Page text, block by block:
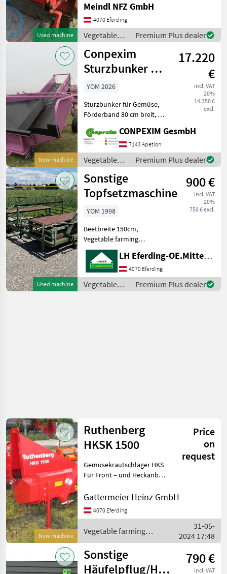
Used machine
Meindl NFZ GmbH
4070 Eferding
Vegetable
farming
equipment /
Sonstige
Premium Plus dealer
New machine
Conpexim
Sturzbunker mit
Enterder
17.220
€
incl. VAT
20%
14.350 €
excl.
YOM 2026
Sturzbunker für Gemüse,
Förderband 80 cm breit, Rx
19.800 mit 100 cm
Siebkettenenterder Rx 4080
SP € 24.000 mit 120 cm Spi
CONPEXIM GesmbH
7143 Apetlon
Vegetable
farming
equipment /
Conpexim
Premium Plus dealer
Used machine
Sonstige
Topfsetzmaschine
900 €
incl. VAT
20%
750 € excl.
YOM 1998
Beetbreite 150cm,
Vegetable farming
equipment Other vegetable
farming equipment
LH Eferding-OE.Mitte, Eferding
4070 Eferding
Vegetable
farming
Premium Plus dealer
New machine
Ruthenberg
HKSK 1500
Price
on
request
Gemüsekrautschläger HKS
Für Front – und Heckanbau
Gemüsekrautschläger wird
Krautschlagen von Möhren,
Zwiebeln und Schn
Gattermeier Heinz GmbH
4070 Eferding
Vegetable farming
equipment / Ruthenberg
31-05-
2024 17:48
Sonstige
Häufelpflug/Hackgerät
790 €
incl. VAT